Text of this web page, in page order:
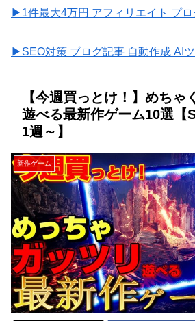
▶1件最大4万円 アフィリエイト プロ
▶SEO対策 ブログ記事 自動作成 AI
【今週買っとけ！】めちゃ
遊べる最新作ゲーム10選【
1週～】
新作ゲーム